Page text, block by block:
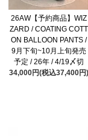
26AW【予約商品】WIZ
ZARD / COATING COTT
ON BALLOON PANTS /
9月下旬~10月上旬発売
予定 / 26年 / 4/19〆切
34,000円(税込37,400円)